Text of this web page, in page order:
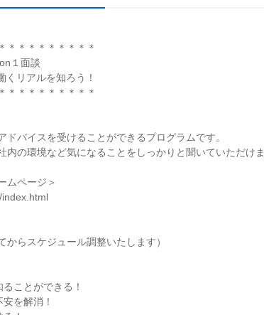
＊＊＊＊＊＊＊＊＊
１面談
リアルを知ろう！
＊＊＊＊＊＊＊＊＊
バイスを受けることができるプログラムです。
内の環境など気になることをしっかりと聞いていただけ
ムページ＞
からスケジュール調整いたします）
ことができる！
を解消！